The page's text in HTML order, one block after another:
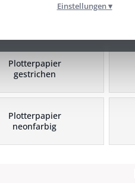
Einstellungen ▾
Plotterpapier
gestrichen
Plotterpapier
neonfarbig